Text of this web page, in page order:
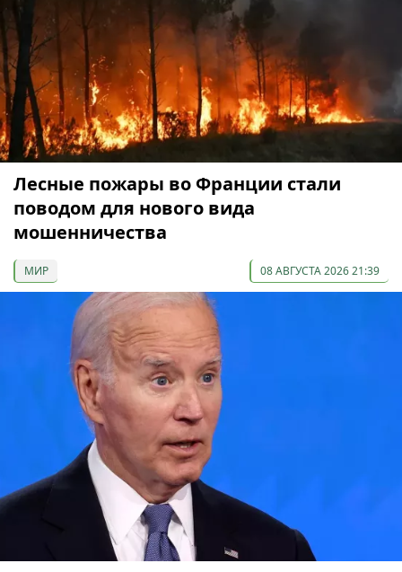
Лесные пожары во Франции стали
поводом для нового вида
мошенничества
МИР 08 АВГУСТА 2026 21:39